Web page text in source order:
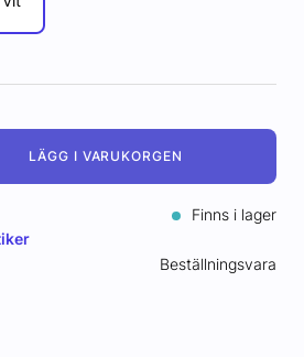
LÄGG I VARUKORGEN
Finns i lager
Beställningsvara